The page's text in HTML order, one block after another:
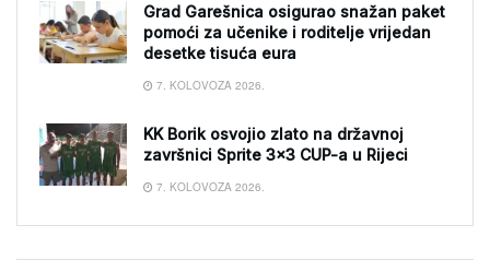
Grad Garešnica osigurao snažan paket
pomoći za učenike i roditelje vrijedan
desetke tisuća eura
7. KOLOVOZA 2026.
KK Borik osvojio zlato na državnoj
završnici Sprite 3×3 CUP-a u Rijeci
7. KOLOVOZA 2026.